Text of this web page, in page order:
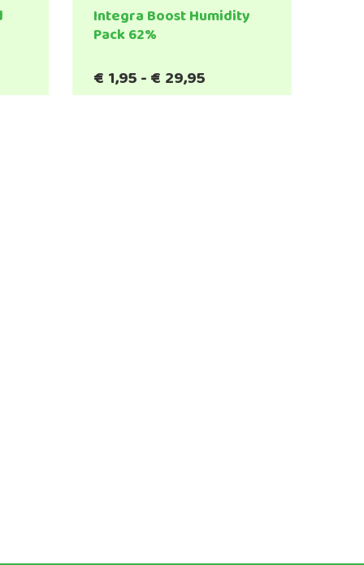
Integra Boost Humidity
Pack 62%
€ 1,95-€ 29,95Prijsklasse:
€1,95
Dit
product